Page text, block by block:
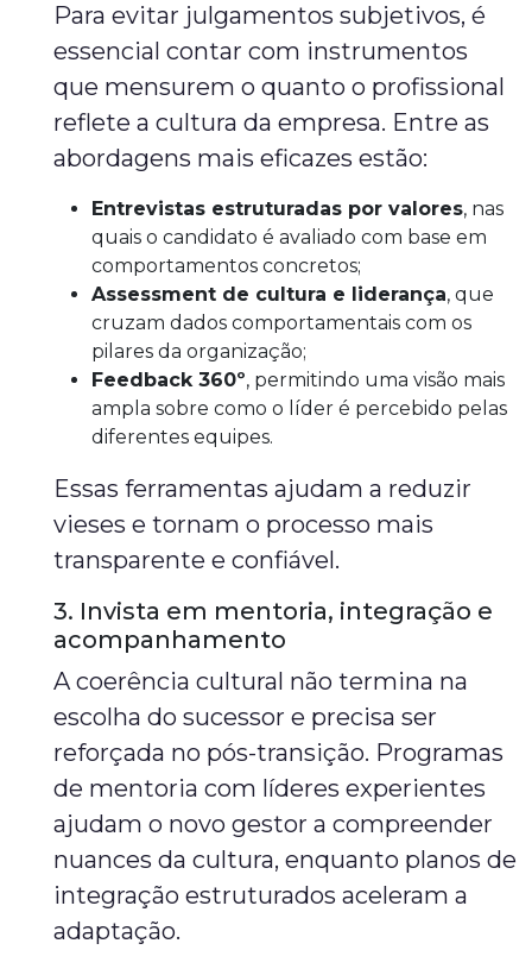
Para evitar julgamentos subjetivos, é
essencial contar com instrumentos
que mensurem o quanto o profissional
reflete a cultura da empresa. Entre as
abordagens mais eficazes estão:
Entrevistas estruturadas por valores, nas
quais o candidato é avaliado com base em
comportamentos concretos;
Assessment de cultura e liderança, que
cruzam dados comportamentais com os
pilares da organização;
Feedback 360º, permitindo uma visão mais
ampla sobre como o líder é percebido pelas
diferentes equipes.
Essas ferramentas ajudam a reduzir
vieses e tornam o processo mais
transparente e confiável.
3. Invista em mentoria, integração e
acompanhamento
A coerência cultural não termina na
escolha do sucessor e precisa ser
reforçada no pós-transição. Programas
de mentoria com líderes experientes
ajudam o novo gestor a compreender
nuances da cultura, enquanto planos de
integração estruturados aceleram a
adaptação.